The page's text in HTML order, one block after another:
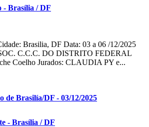
- Brasília / DF
Brasilia, DF Data: 03 a 06 /12/2025
C.C.C. DO DISTRITO FEDERAL
Coelho Jurados: CLAUDIA PY e...
de Brasilía/DF - 03/12/2025
- Brasília / DF